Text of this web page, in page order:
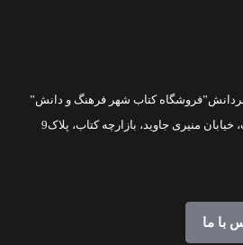
کتاب شهر فرهنگ و دانش”
خیابان منیری جاوید، بازارچه کتاب، پلاک9
با ما